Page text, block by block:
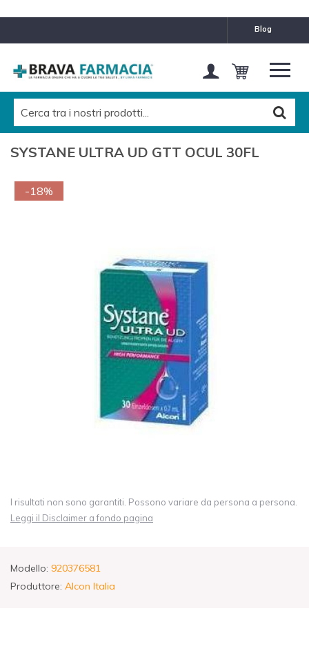
blog
SYSTANE ULTRA UD GTT OCUL 30FL
-18%
I risultati non sono garantiti. Possono variare da persona a persona.
Leggi il Disclaimer a fondo pagina
Modello: 920376581
Produttore: Alcon Italia